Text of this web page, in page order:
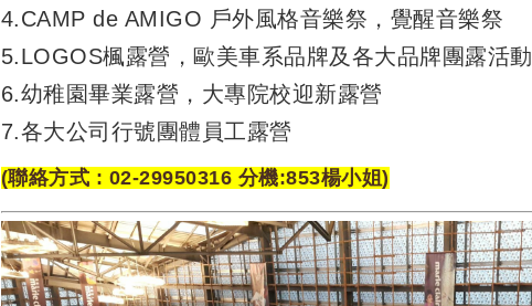
4.CAMP de AMIGO 戶外風格音樂祭，覺醒音樂祭
5.LOGOS楓露營，歐美車系品牌及各大品牌團露活動
6.幼稚園畢業露營，大專院校迎新露營
7.各大公司行號團體員工露營
(聯絡方式 : 02-29950316 分機:853楊小姐)